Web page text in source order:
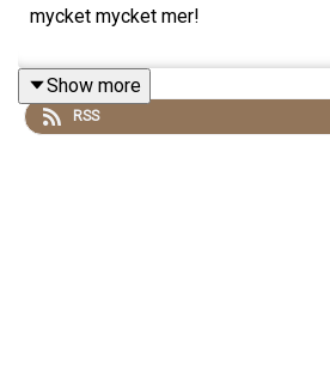
mycket mycket mer!
Show more
RSS